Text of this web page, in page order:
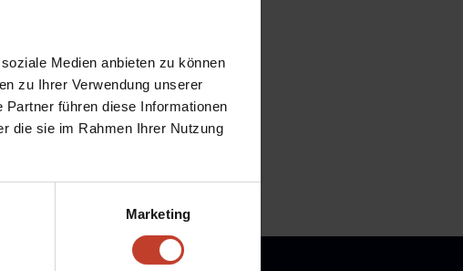
Medien anbieten zu können
zu Ihrer Verwendung unserer
führen diese Informationen
die sie im Rahmen Ihrer Nutzung
Marketing